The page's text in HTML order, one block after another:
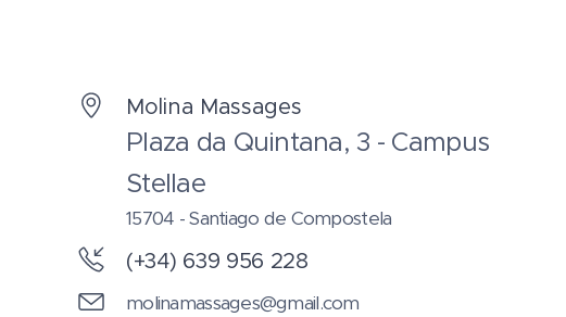
Molina Massages
Plaza da Quintana, 3 - Campus
Stellae
15704 - Santiago de Compostela
(+34) 639 956 228
molinamassages@gmail.com